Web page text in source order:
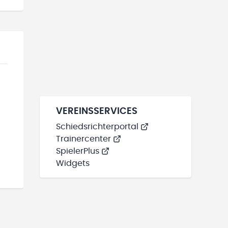
VEREINSSERVICES
Schiedsrichterportal
Trainercenter
SpielerPlus
Widgets